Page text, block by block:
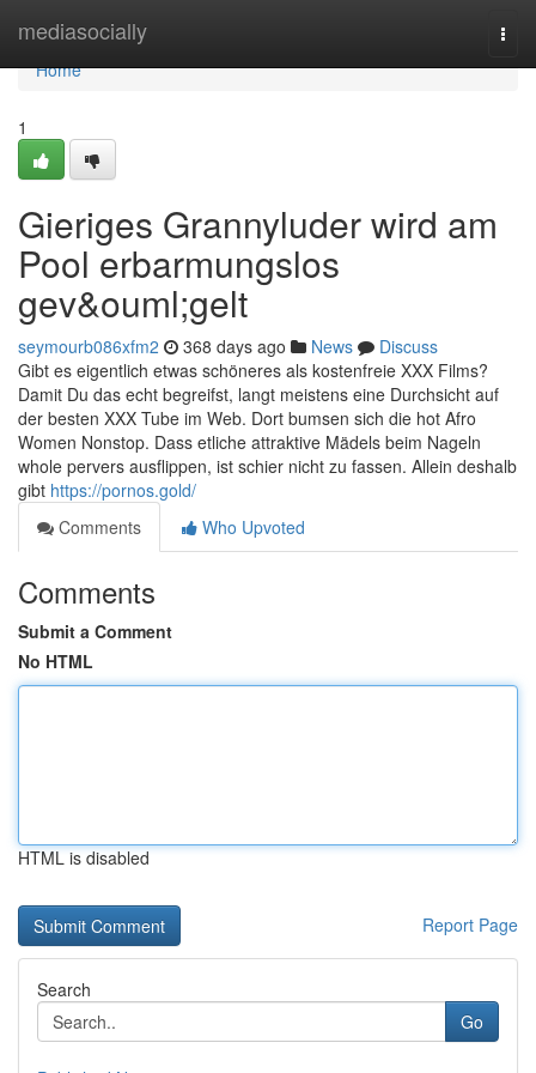
mediasocially
Home
Home
1
Gieriges Grannyluder wird am
Pool erbarmungslos
gev&ouml;gelt
seymourb086xfm2 368 days ago News
Discuss
Gibt es eigentlich etwas schöneres als kostenfreie XXX Films?
Damit Du das echt begreifst, langt meistens eine Durchsicht auf
der besten XXX Tube im Web. Dort bumsen sich die hot Afro
Women Nonstop. Dass etliche attraktive Mädels beim Nageln
whole pervers ausflippen, ist schier nicht zu fassen. Allein deshalb
gibt https://pornos.gold/
Comments
Who Upvoted
Comments
Submit a Comment
No HTML
HTML is disabled
Report Page
Search
Go